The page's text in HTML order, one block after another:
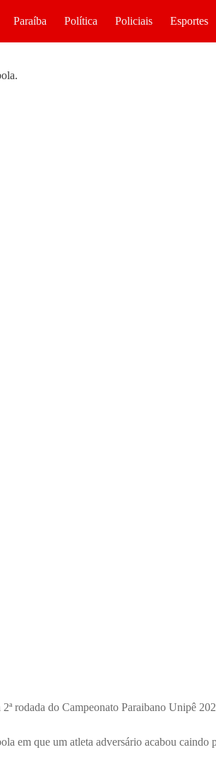
Paraíba Política Policiais Esportes
rodada do Campeonato Paraibano Unipê
que um atleta adversário acabou caindo